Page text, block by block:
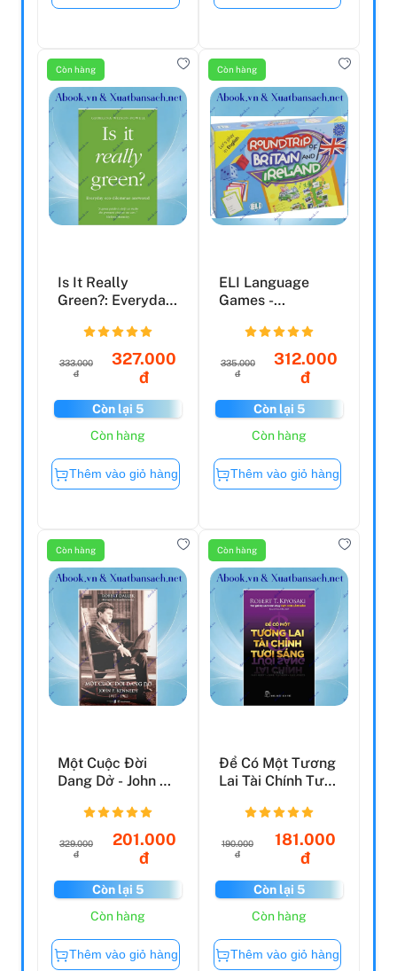
Còn hàng
Is It Really
Green?: Everyday
Answere...
333.000
đ
327.000
đ
Còn lại 5
Còn hàng
Thêm vào giỏ hàng
Còn hàng
ELI Language
Games -
Britain And Irel...
335.000
đ
312.000
đ
Còn lại 5
Còn hàng
Thêm vào giỏ hàng
Còn hàng
Một Cuộc Đời
Dang Dở - John F.
1963 -...
329.000
đ
201.000
đ
Còn lại 5
Còn hàng
Thêm vào giỏ hàng
Còn hàng
Để Có Một Tương
Lai Tài Chính Tươi
190.000
đ
181.000
đ
Còn lại 5
Còn hàng
Thêm vào giỏ hàng